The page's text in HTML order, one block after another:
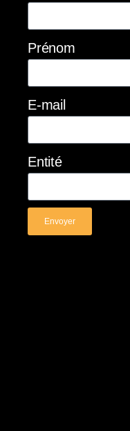
Prénom
E-mail
Entité
Envoyer